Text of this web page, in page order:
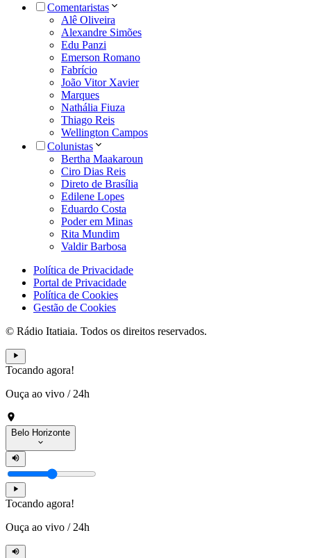
Comentaristas
Alê Oliveira
Alexandre Simões
Edu Panzi
Emerson Romano
Fabrício
João Vitor Xavier
Marques
Nathália Fiuza
Thiago Reis
Wellington Campos
Colunistas
Bertha Maakaroun
Ciro Dias Reis
Direto de Brasília
Edilene Lopes
Eduardo Costa
Poder em Minas
Rita Mundim
Valdir Barbosa
Política de Privacidade
Portal de Privacidade
Política de Cookies
Gestão de Cookies
© Rádio Itatiaia. Todos os direitos reservados.
Tocando agora!
Ouça ao vivo / 24h
Belo Horizonte
Tocando agora!
Ouça ao vivo / 24h